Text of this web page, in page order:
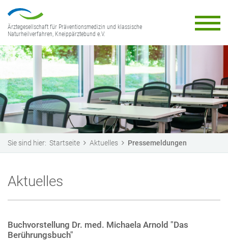
Ärztegesellschaft für Präventionsmedizin und klassische
Naturheilverfahren, Kneippärztebund e.V.
Sie sind hier: Startseite Aktuelles Pressemeldungen
Aktuelles
Buchvorstellung Dr. med. Michaela Arnold "Das
Berührungsbuch"